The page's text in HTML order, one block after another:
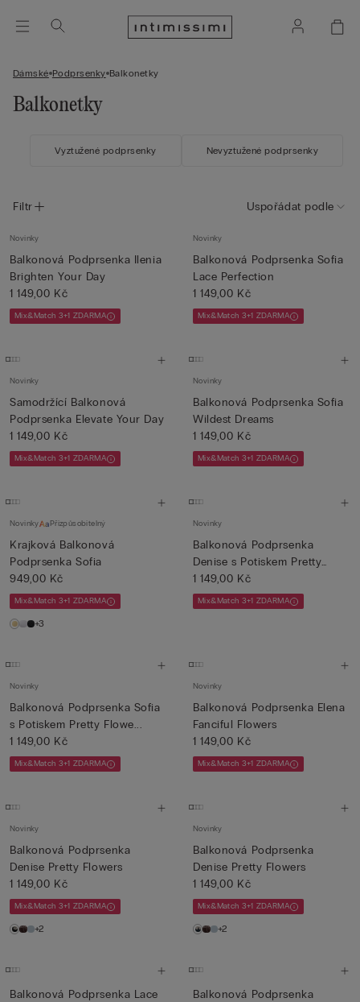
Dámské Podprsenky Balkonetky
Balkonetky
Vyztužené podprsenky Nevyztužené podprsenky
Filtr Uspořádat podle
Novinky
Balkonová Podprsenka Ilenia
Brighten Your Day
1 149,00 Kč
Mix&Match 3+1 ZDARMA
Novinky
Balkonová Podprsenka Sofia
Lace Perfection
1 149,00 Kč
Mix&Match 3+1 ZDARMA
Novinky
Samodržící Balkonová
Podprsenka Elevate Your Day
1 149,00 Kč
Mix&Match 3+1 ZDARMA
Novinky
Balkonová Podprsenka Sofia
Wildest Dreams
1 149,00 Kč
Mix&Match 3+1 ZDARMA
Novinky Přizpůsobitelný
Krajková Balkonová
Podprsenka Sofia
949,00 Kč
Mix&Match 3+1 ZDARMA
+3
Novinky
Balkonová Podprsenka
Denise s Potiskem Pretty
Flow...
1 149,00 Kč
Mix&Match 3+1 ZDARMA
Novinky
Balkonová Podprsenka Sofia
s Potiskem Pretty Flowe...
1 149,00 Kč
Mix&Match 3+1 ZDARMA
Novinky
Balkonová Podprsenka Elena
Fanciful Flowers
1 149,00 Kč
Mix&Match 3+1 ZDARMA
Novinky
Balkonová Podprsenka
Denise Pretty Flowers
1 149,00 Kč
Mix&Match 3+1 ZDARMA
+2
Novinky
Balkonová Podprsenka
Denise Pretty Flowers
1 149,00 Kč
Mix&Match 3+1 ZDARMA
+2
Balkonová Podprsenka Lace
Balkonová Podprsenka